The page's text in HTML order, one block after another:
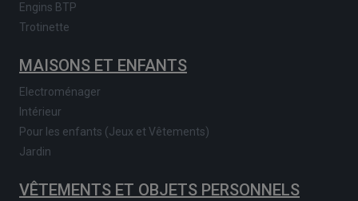
Engins BTP
Trotinette
MAISONS ET ENFANTS
Electroménager
Intérieur
Pour les enfants (Jeux et Vêtements)
Jardin
VÊTEMENTS ET OBJETS PERSONNELS